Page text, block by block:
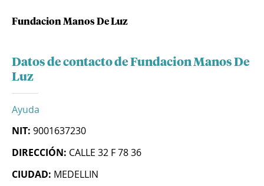
Fundacion Manos De Luz
Datos de contacto de Fundacion Manos De
Luz
Ayuda
NIT: 9001637230
DIRECCIÓN: CALLE 32 F 78 36
CIUDAD: MEDELLIN